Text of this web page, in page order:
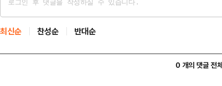
최신순 찬성순 반대순
0 개의 댓글 전